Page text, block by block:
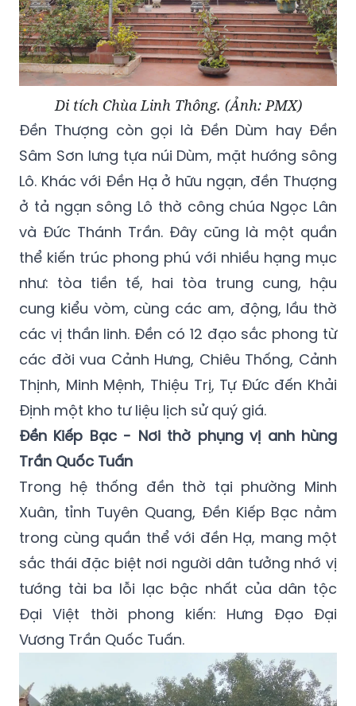
Di tích Chùa Linh Thông. (Ảnh: PMX)
Đền Thượng còn gọi là Đền Dùm hay Đền
Sâm Sơn lưng tựa núi Dùm, mặt hướng sông
Lô. Khác với Đền Hạ ở hữu ngạn, đền Thượng
ở tả ngạn sông Lô thờ công chúa Ngọc Lân
và Đức Thánh Trần. Đây cũng là một quần
thể kiến trúc phong phú với nhiều hạng mục
như: tòa tiền tế, hai tòa trung cung, hậu
cung kiểu vòm, cùng các am, động, lầu thờ
các vị thần linh. Đền có 12 đạo sắc phong từ
các đời vua Cảnh Hưng, Chiêu Thống, Cảnh
Thịnh, Minh Mệnh, Thiệu Trị, Tự Đức đến Khải
Định một kho tư liệu lịch sử quý giá.
Đền Kiếp Bạc - Nơi thờ phụng vị anh hùng
Trần Quốc Tuấn
Trong hệ thống đền thờ tại phường Minh
Xuân, tỉnh Tuyên Quang, Đền Kiếp Bạc nằm
trong cùng quần thể với đền Hạ, mang một
sắc thái đặc biệt nơi người dân tưởng nhớ vị
tướng tài ba lỗi lạc bậc nhất của dân tộc
Đại Việt thời phong kiến: Hưng Đạo Đại
Vương Trần Quốc Tuấn.